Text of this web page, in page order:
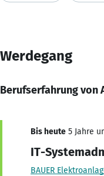
Werdegang
Berufserfahrung von
Bis heute 5 Jahre
IT-
BAUER